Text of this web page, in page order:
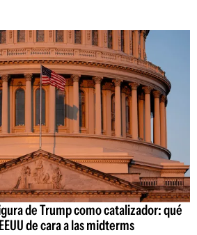
de Trump como catalizador: qué
de cara a las midterms